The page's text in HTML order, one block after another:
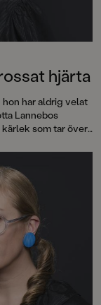
hjärta
hon har aldrig velat
Lannebos
som tar över